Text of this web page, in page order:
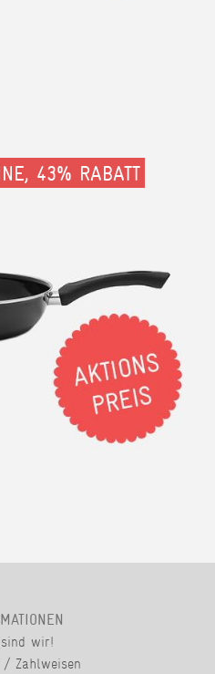
43% RABATT
wir!
/ Zahlweisen